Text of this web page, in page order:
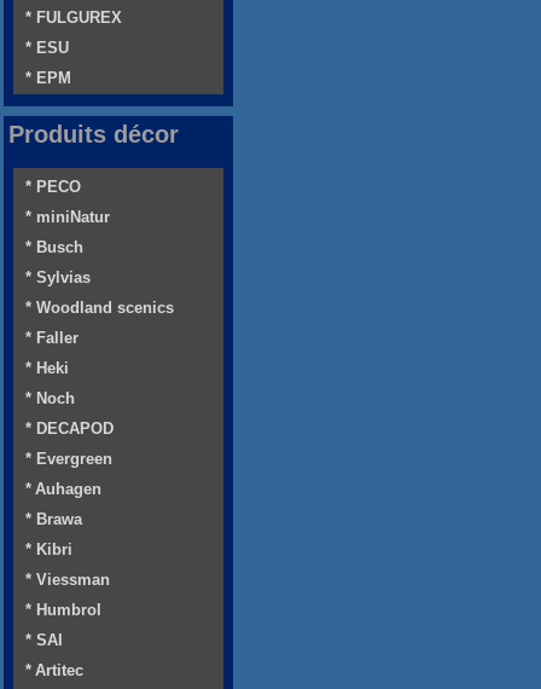
* FULGUREX
* ESU
* EPM
Produits décor
* PECO
* miniNatur
* Busch
* Sylvias
* Woodland scenics
* Faller
* Heki
* Noch
* DECAPOD
* Evergreen
* Auhagen
* Brawa
* Kibri
* Viessman
* Humbrol
* SAI
* Artitec